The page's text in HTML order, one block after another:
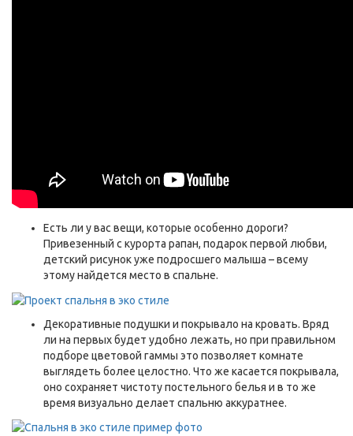
Есть ли у вас вещи, которые особенно дороги?
Привезенный с курорта рапан, подарок первой любви,
детский рисунок уже подросшего малыша – всему
этому найдется место в спальне.
Декоративные подушки и покрывало на кровать. Вряд
ли на первых будет удобно лежать, но при правильном
подборе цветовой гаммы это позволяет комнате
выглядеть более целостно. Что же касается покрывала,
оно сохраняет чистоту постельного белья и в то же
время визуально делает спальню аккуратнее.